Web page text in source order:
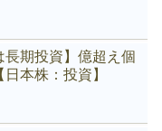
長期投資】億超え個
本株：投資】